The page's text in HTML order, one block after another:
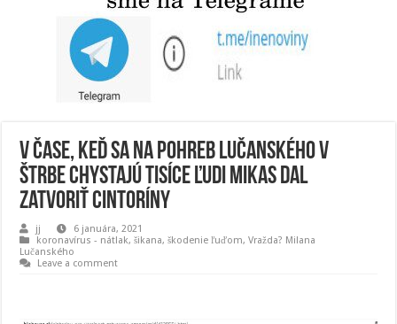
V čase, keď sa na pohreb Lučanského v
Štrbe chystajú tisíce ľudi Mikas dal
zatvoriť cintoríny
jj
6 januára, 2021
koronavírus - nátlak, šikana, škodenie ľuďom,Vražda? Milana
Lučanského
Leave a comment